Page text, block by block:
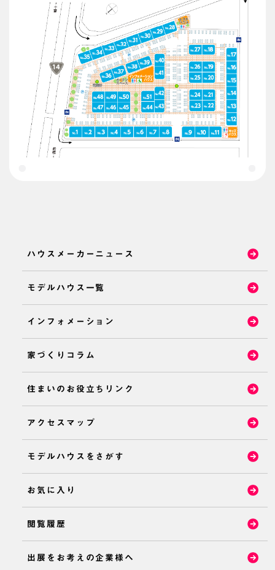
ハウスメーカーニュース
モデルハウス一覧
インフォメーション
家づくりコラム
住まいのお役立ちリンク
アクセスマップ
モデルハウスをさがす
お気に入り
閲覧履歴
出展をお考えの企業様へ